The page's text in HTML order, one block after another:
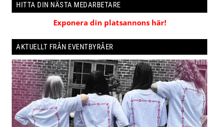
HITTA DIN NÄSTA MEDARBETARE
Exponera din platsannons här!
AKTUELLT FRÅN EVENTBYRÅER